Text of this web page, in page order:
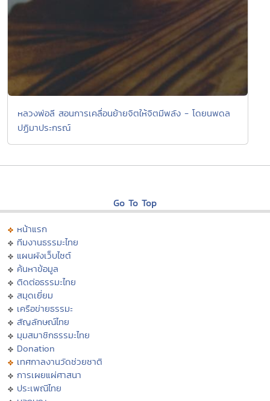
หลวงพ่อลี สอนการเคลื่อนย้ายจิตให้จิตมีพลัง - โดยนพดล
ปฏิมาประกรณ์
Go To Top
หน้าแรก
ทีมงานธรรมะไทย
แผนผังเว็บไซต์
ค้นหาข้อมูล
ติดต่อธรรมะไทย
สมุดเยี่ยม
เครือข่ายธรรมะ
สัญลักษณ์ไทย
มุมสมาชิกธรรมะไทย
Donation
เทศกาลงานวัดช่วยชาติ
การเผยแผ่ศาสนา
ประเพณีไทย